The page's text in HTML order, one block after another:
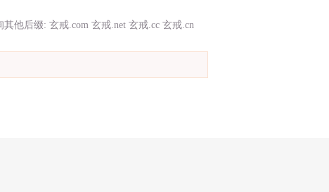
其他后缀: 玄戒.com 玄戒.net 玄戒.cc 玄戒.cn